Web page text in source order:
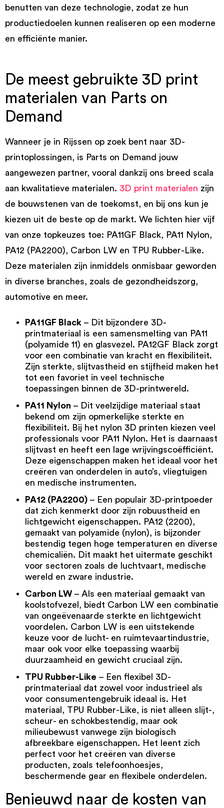
benutten van deze technologie, zodat ze hun
productiedoelen kunnen realiseren op een moderne
en efficiënte manier.
De meest gebruikte 3D print
materialen van Parts on
Demand
Wanneer je in Rijssen op zoek bent naar 3D-
printoplossingen, is Parts on Demand jouw
aangewezen partner, vooral dankzij ons breed scala
aan kwalitatieve materialen. 3D print materialen zijn
de bouwstenen van de toekomst, en bij ons kun je
kiezen uit de beste op de markt. We lichten hier vijf
van onze topkeuzes toe: PA11GF Black, PA11 Nylon,
PA12 (PA2200), Carbon LW en TPU Rubber-Like.
Deze materialen zijn inmiddels onmisbaar geworden
in diverse branches, zoals de gezondheidszorg,
automotive en meer.
PA11GF Black – Dit bijzondere 3D-
printmateriaal is een samensmelting van PA11
(polyamide 11) en glasvezel. PA12GF Black zorgt
voor een combinatie van kracht en flexibiliteit.
Zijn sterkte, slijtvastheid en stijfheid maken het
tot een favoriet in veel technische
toepassingen binnen de 3D-printwereld.
PA11 Nylon – Dit veelzijdige materiaal staat
bekend om zijn opmerkelijke sterkte en
flexibiliteit. Bij het nylon 3D printen kiezen veel
professionals voor PA11 Nylon. Het is daarnaast
slijtvast en heeft een lage wrijvingscoëfficiënt.
Deze eigenschappen maken het ideaal voor het
creëren van onderdelen in auto’s, vliegtuigen
en medische instrumenten.
PA12 (PA2200) – Een populair 3D-printpoeder
dat zich kenmerkt door zijn robuustheid en
lichtgewicht eigenschappen. PA12 (2200),
gemaakt van polyamide (nylon), is bijzonder
bestendig tegen hoge temperaturen en diverse
chemicaliën. Dit maakt het uitermate geschikt
voor sectoren zoals de luchtvaart, medische
wereld en zware industrie.
Carbon LW– Als een materiaal gemaakt van
koolstofvezel, biedt Carbon LW een combinatie
van ongeëvenaarde sterkte en lichtgewicht
voordelen. Carbon LW is een uitstekende
keuze voor de lucht- en ruimtevaartindustrie,
maar ook voor elke toepassing waarbij
duurzaamheid en gewicht cruciaal zijn.
TPU Rubber-Like – Een flexibel 3D-
printmateriaal dat zowel voor industrieel als
voor consumentengebruik ideaal is. Het
materiaal, TPU Rubber-Like, is niet alleen slijt-,
scheur- en schokbestendig, maar ook
milieubewust vanwege zijn biologisch
afbreekbare eigenschappen. Het leent zich
perfect voor het creëren van diverse
producten, zoals telefoonhoesjes,
beschermende gear en flexibele onderdelen.
Benieuwd naar de kosten van